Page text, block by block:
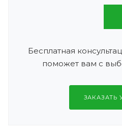
Бесплатная
поможет вам с
ЗАКАЗАТЬ